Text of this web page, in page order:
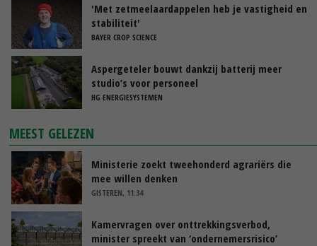
'Met zetmeelaardappelen heb je vastigheid en
stabiliteit'
BAYER CROP SCIENCE
Aspergeteler bouwt dankzij batterij meer
studio’s voor personeel
HG ENERGIESYSTEMEN
MEEST GELEZEN
Ministerie zoekt tweehonderd agrariërs die
mee willen denken
GISTEREN, 11:34
Kamervragen over onttrekkingsverbod,
minister spreekt van ‘ondernemersrisico’